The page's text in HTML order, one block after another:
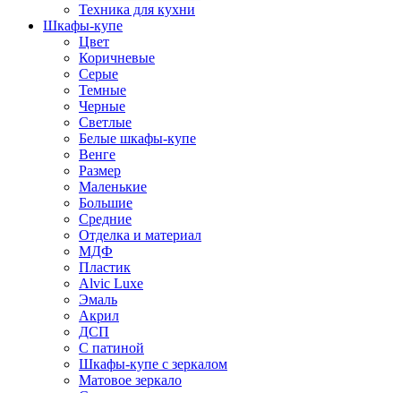
Техника для кухни
Шкафы-купе
Цвет
Коричневые
Серые
Темные
Черные
Светлые
Белые шкафы-купе
Венге
Размер
Маленькие
Большие
Средние
Отделка и материал
МДФ
Пластик
Alvic Luxe
Эмаль
Акрил
ДСП
С патиной
Шкафы-купе с зеркалом
Матовое зеркало